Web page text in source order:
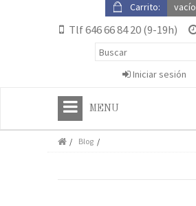
Carrito: vacío
Tlf646 66 84 20(9-19h)
Iniciar sesión
MENU
Blog